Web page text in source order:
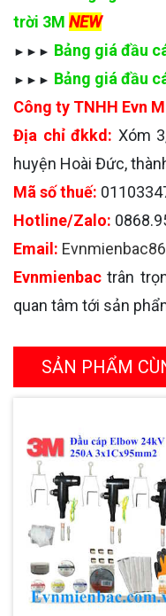
trời 3M NEW
►►► Bảng giá đầu
►►► Bảng giá đầu
Công ty TNHH Evn
Địa chỉ đkkd: Xóm
huyện Hoài Đức,
Mã số thuế:
Hotline/Zalo:
Email:
Evnmienbac trân
quan tâm tới sản
SẢN PHẨM